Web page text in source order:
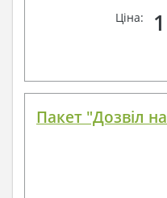
Ціна:
Пакет "Дозвіл